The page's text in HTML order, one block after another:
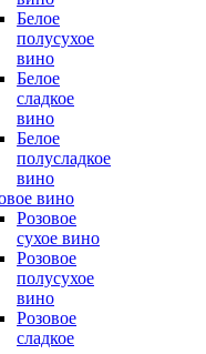
Белое
полусухое
вино
Белое
сладкое
вино
Белое
полусладкое
вино
вино
Розовое
сухое вино
Розовое
полусухое
вино
Розовое
сладкое